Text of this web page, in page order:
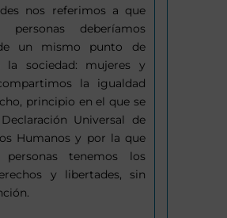
nos referimos a que
deberíamos
un mismo punto de
la sociedad: mujeres y
la igualdad
principio en el que se
Universal de
Humanos y por la que
tenemos los
y libertades, sin